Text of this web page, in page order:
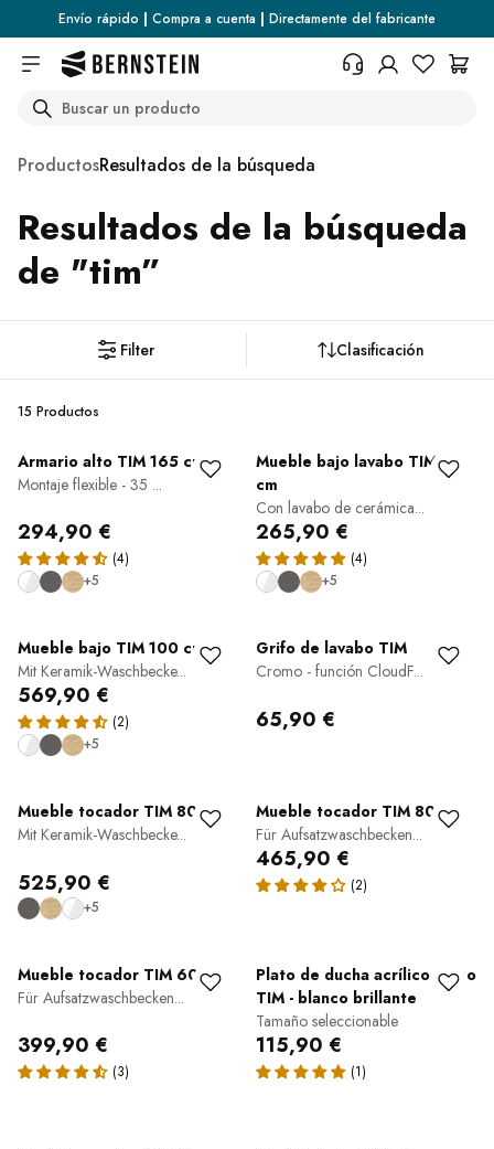
Skip to main content
Envío rápido | Compra a cuenta | Directamente del fabricante
condiciones de devolución, el
otra cosa? Rellene el formulario.
Centro de ayuda (FAQ)
Search
ProductosResultados de la búsqueda
Resultados de la búsqueda
de "tim”
Filter Clasificación
15 Productos
Armario alto TIM 165 cm
Montaje flexible - 35 ...
294,90 €
+5
Mueble bajo lavabo TIM 40
cm
Con lavabo de cerámica...
265,90 €
+5
Mueble bajo TIM 100 cm
Mit Keramik-Waschbecke...
569,90 €
+5
Grifo de lavabo TIM
Cromo - función CloudF...
65,90 €
Mueble tocador TIM 80 cm
Mit Keramik-Waschbecke...
525,90 €
+5
Mueble tocador TIM 80 cm
Für Aufsatzwaschbecken...
465,90 €
Mueble tocador TIM 60 cm
Für Aufsatzwaschbecken...
399,90 €
Plato de ducha acrílico plano
TIM - blanco brillante
Tamaño seleccionable
115,90 €